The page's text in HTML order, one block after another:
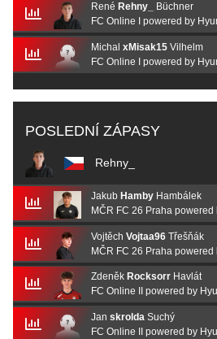
René Rehny_
Büchner
FC Online I powered by
Michal xMisak15Vilhelm
FC Online I powered by
POSLEDNÍ ZÁPASY
Rehny_
Jakub HambyHambálek
MČR FC 26 Praha powered
Vojtěch Vojtaa96Třešňák
MČR FC 26 Praha powered
Zdeněk RocksorrHavlát
FC Online II powered by
Jan skroldaSuchý
FC Online II powered by